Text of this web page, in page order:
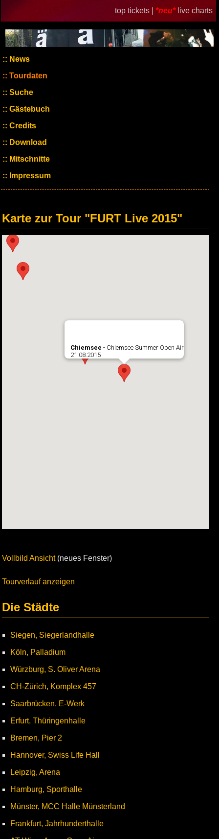
top tickets | *neu* live charts
News
Tourdaten
Suche
Gästebuch
Credits
Download
Mitschnitte
Impressum
Karte zur Tour "FURT Live 2015"
Chiemsee - Chiemsee Summer Open Air
21.08.2015
Vollbild Ansicht(neues Fenster)
Tourverlauf anzeigen
Die Städte
Siegen, Siegerlandhalle
Köln, Palladium
Würzburg, S. Oliver Arena
CH-Zürich, Komplex 457
Saarbrücken, E-Werk
Erfurt, Thüringenhalle
Bremen, Pier 2
Hannover, Swiss Life Hall
Leipzig, Arena
Hamburg, Sporthalle
Münster, MCC Halle Münsterland
Frankfurt, Jahrhunderthalle